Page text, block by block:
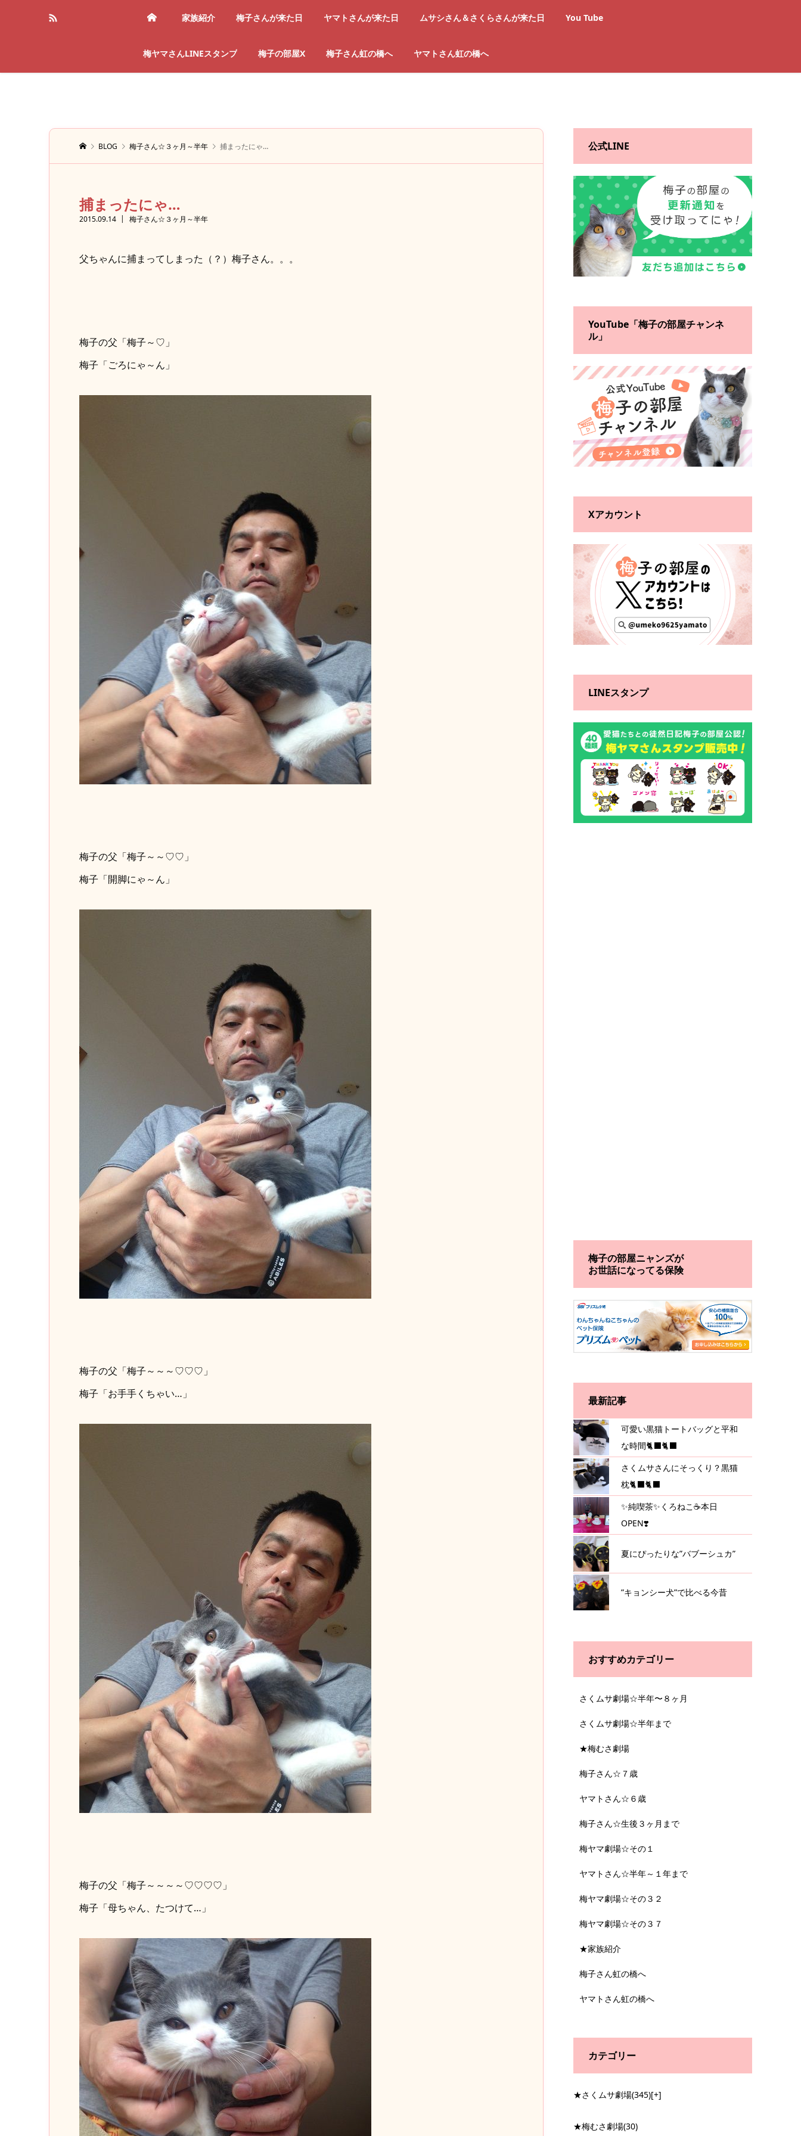
家族紹介 梅子さんが来た日 ヤマトさんが来た日 ムサシさん＆さくらさんが来た日 You Tube
梅ヤマさんLINEスタンプ 梅子の部屋X 梅子さん虹の橋へ ヤマトさん虹の橋へ
BLOG 梅子さん☆３ヶ月～半年 捕まったにゃ…
捕まったにゃ…
2015.09.14 梅子さん☆３ヶ月～半年
父ちゃんに捕まってしまった（？）梅子さん。。。
梅子の父「梅子～♡」
梅子「ごろにゃ～ん」
梅子の父「梅子～～♡♡」
梅子「開脚にゃ～ん」
梅子の父「梅子～～～♡♡♡」
梅子「お手手くちゃい…」
梅子の父「梅子～～～～♡♡♡♡」
梅子「母ちゃん、たつけて…」
公式LINE
YouTube「梅子の部屋チャンネ
ル」
Xアカウント
LINEスタンプ
梅子の部屋ニャンズが
お世話になってる保険
最新記事
可愛い黒猫トートバッグと平和
な時間🐈‍⬛🐈‍⬛
さくムサさんにそっくり？黒猫
枕🐈‍⬛🐈‍⬛
✨純喫茶✨くろねこ☕️本日
OPEN❣️
夏にぴったりな”バブーシュカ”
”キョンシー犬”で比べる今昔
おすすめカテゴリー
さくムサ劇場☆半年〜８ヶ月
さくムサ劇場☆半年まで
★梅むさ劇場
梅子さん☆７歳
ヤマトさん☆６歳
梅子さん☆生後３ヶ月まで
梅ヤマ劇場☆その１
ヤマトさん☆半年～１年まで
梅ヤマ劇場☆その３２
梅ヤマ劇場☆その３７
★家族紹介
梅子さん虹の橋へ
ヤマトさん虹の橋へ
カテゴリー
★さくムサ劇場(345)[+]
★梅むさ劇場(30)